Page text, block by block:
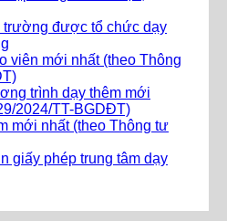
được tổ chức dạy
viên mới nhất (theo Thông
trình dạy thêm mới
2024/TT-BGDĐT)
mới nhất (theo Thông tư
giấy phép trung tâm dạy